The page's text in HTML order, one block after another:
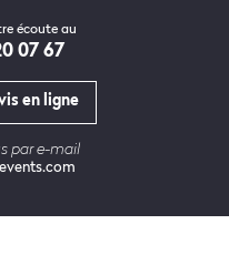
écoute au
07 67
en ligne
par e-mail